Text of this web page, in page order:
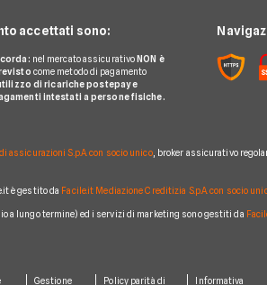
accettati sono:
nel mercato assicurativo NON è
come metodo di pagamento
di ricariche postepay e
intestati a persone fisiche.
assicurazioni S.p.A. con socio unico, broker assicurativo
è gestito da Facile.it Mediazione Creditizia S.p.A. con socio
a lungo termine) ed i servizi di marketing sono gestiti da
Gestione Policy parità di Informativa